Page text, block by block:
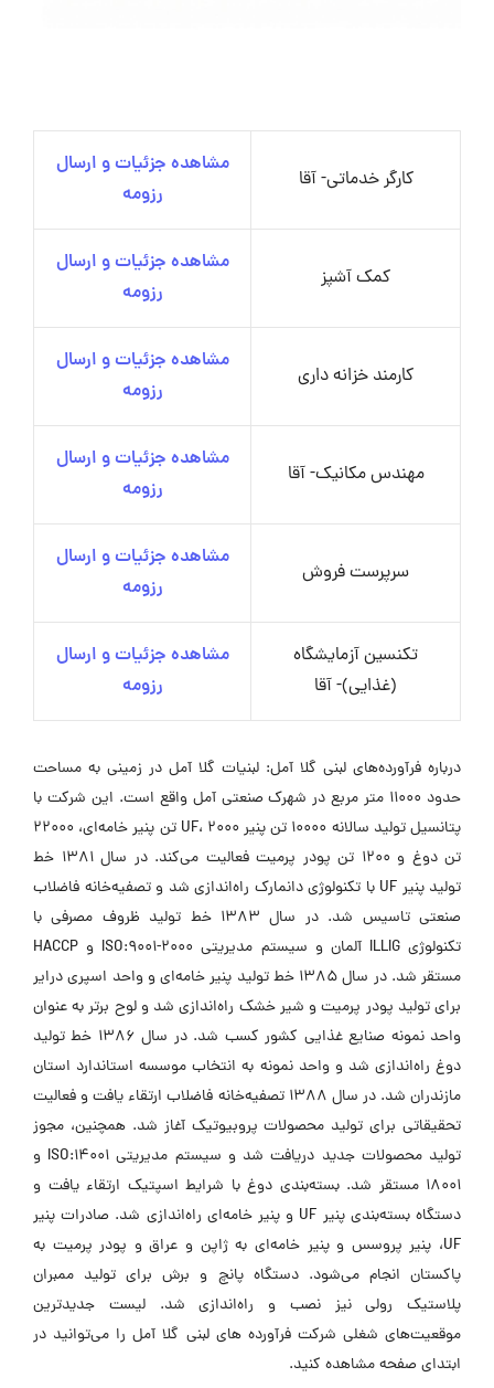
کارگر خدماتی- آقا
مشاهده جزئیات و ارسال
رزومه
کمک آشپز
مشاهده جزئیات و ارسال
رزومه
کارمند خزانه داری
مشاهده جزئیات و ارسال
رزومه
مهندس مکانیک- آقا
مشاهده جزئیات و ارسال
رزومه
سرپرست فروش
مشاهده جزئیات و ارسال
رزومه
تکنسین آزمایشگاه
(غذایی)- آقا
مشاهده جزئیات و ارسال
رزومه
درباره فرآورده‌های لبنی گلا آمل: لبنیات گلا آمل در زمینی به مساحت
حدود 11000 متر مربع در شهرک صنعتی آمل واقع است. این شرکت با
پتانسیل تولید سالانه 10000 تن پنیر UF، 2000 تن پنیر خامه‌ای، 22000
تن دوغ و 1200 تن پودر پرمیت فعالیت می‌کند. در سال 1381 خط
تولید پنیر UF با تکنولوژی دانمارک راه‌اندازی شد و تصفیه‌خانه فاضلاب
صنعتی تاسیس شد. در سال 1383 خط تولید ظروف مصرفی با
تکنولوژی ILLIG آلمان و سیستم مدیریتی ISO:9001-2000 و HACCP
مستقر شد. در سال 1385 خط تولید پنیر خامه‌ای و واحد اسپری درایر
برای تولید پودر پرمیت و شیر خشک راه‌اندازی شد و لوح برتر به عنوان
واحد نمونه صنایع غذایی کشور کسب شد. در سال 1386 خط تولید
دوغ راه‌اندازی شد و واحد نمونه به انتخاب موسسه استاندارد استان
مازندران شد. در سال 1388 تصفیه‌خانه فاضلاب ارتقاء یافت و فعالیت
تحقیقاتی برای تولید محصولات پروبیوتیک آغاز شد. همچنین، مجوز
تولید محصولات جدید دریافت شد و سیستم مدیریتی ISO:14001 و
18001 مستقر شد. بسته‌بندی دوغ با شرایط اسپتیک ارتقاء یافت و
دستگاه بسته‌بندی پنیر UF و پنیر خامه‌ای راه‌اندازی شد. صادرات پنیر
UF، پنیر پروسس و پنیر خامه‌ای به ژاپن و عراق و پودر پرمیت به
پاکستان انجام می‌شود. دستگاه پانچ و برش برای تولید ممبران
پلاستیک رولی نیز نصب و راه‌اندازی شد. لیست جدیدترین
موقعیت‌های شغلی شرکت فرآورده های لبنی گلا آمل را می‌توانید در
ابتدای صفحه مشاهده کنید.